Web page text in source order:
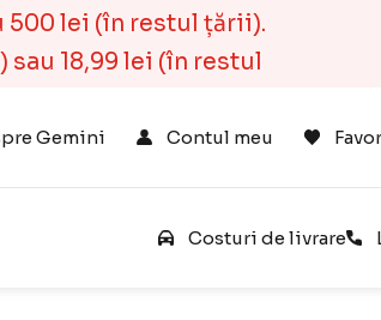
500 lei (în restul țării).
18,99 lei (în restul
Gemini Contul meu
Costuri de livrare